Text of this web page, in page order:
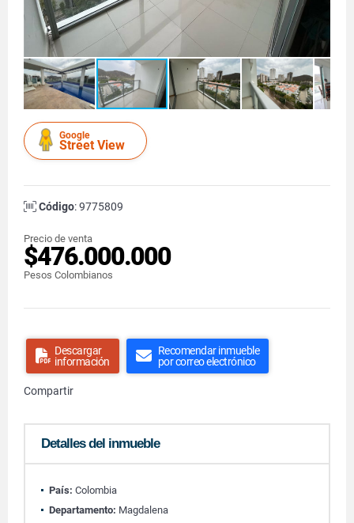
Google
Street View
Código: 9775809
Precio de venta
$476.000.000
Pesos Colombianos
Descargar
información
Recomendar inmueble
por correo electrónico
Compartir
Detalles del inmueble
País: Colombia
Departamento: Magdalena